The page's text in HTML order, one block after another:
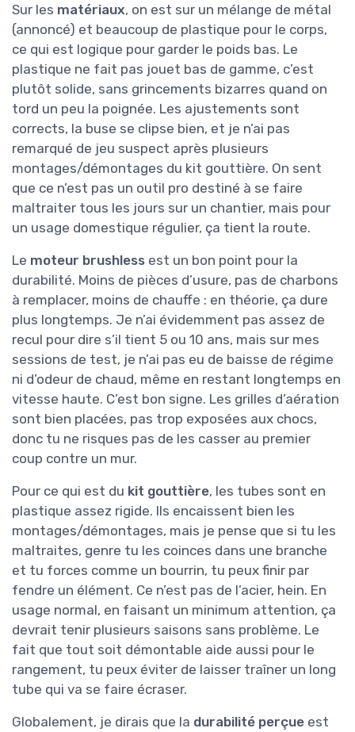
Sur les matériaux, on est sur un mélange de métal
(annoncé) et beaucoup de plastique pour le corps,
ce qui est logique pour garder le poids bas. Le
plastique ne fait pas jouet bas de gamme, c’est
plutôt solide, sans grincements bizarres quand on
tord un peu la poignée. Les ajustements sont
corrects, la buse se clipse bien, et je n’ai pas
remarqué de jeu suspect après plusieurs
montages/démontages du kit gouttière. On sent
que ce n’est pas un outil pro destiné à se faire
maltraiter tous les jours sur un chantier, mais pour
un usage domestique régulier, ça tient la route.
Le moteur brushless est un bon point pour la
durabilité. Moins de pièces d’usure, pas de charbons
à remplacer, moins de chauffe : en théorie, ça dure
plus longtemps. Je n’ai évidemment pas assez de
recul pour dire s’il tient 5 ou 10 ans, mais sur mes
sessions de test, je n’ai pas eu de baisse de régime
ni d’odeur de chaud, même en restant longtemps en
vitesse haute. C’est bon signe. Les grilles d’aération
sont bien placées, pas trop exposées aux chocs,
donc tu ne risques pas de les casser au premier
coup contre un mur.
Pour ce qui est du kit gouttière, les tubes sont en
plastique assez rigide. Ils encaissent bien les
montages/démontages, mais je pense que si tu les
maltraites, genre tu les coinces dans une branche
et tu forces comme un bourrin, tu peux finir par
fendre un élément. Ce n’est pas de l’acier, hein. En
usage normal, en faisant un minimum attention, ça
devrait tenir plusieurs saisons sans problème. Le
fait que tout soit démontable aide aussi pour le
rangement, tu peux éviter de laisser traîner un long
tube qui va se faire écraser.
Globalement, je dirais que la durabilité perçue est